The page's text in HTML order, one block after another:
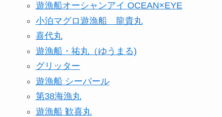
遊漁船オーシャンアイ OCEAN×EYE
小泊マグロ遊漁船 龍貴丸
喜代丸
遊漁船・祐丸（ゆうまる)
グリッター
遊漁船 シーパール
第38海漁丸
遊漁船 歓喜丸